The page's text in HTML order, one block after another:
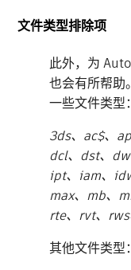
文件类型排除项
此外，为
也会有所帮助
一些文件类型：
3ds、ac$、
dcl、dst、
ipt、iam、
max、mb、
rte、rvt、
其他文件类型